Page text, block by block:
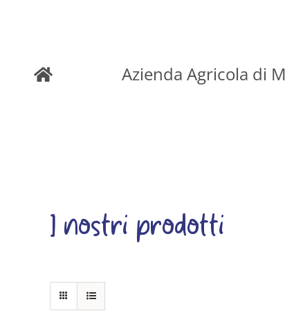
content
Azienda Agricola di
I nostri prodotti